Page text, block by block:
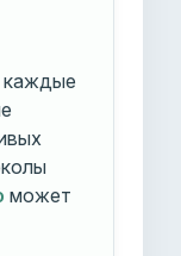
каждые
может